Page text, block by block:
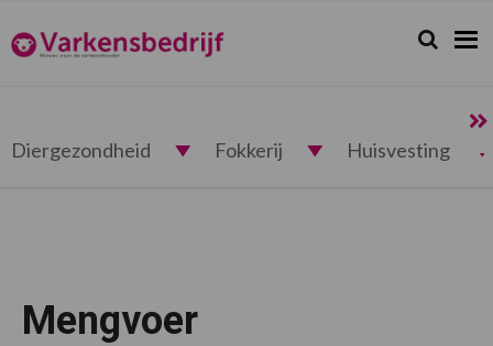
de
hoofdnavigatie
de
hoofd
de
voettekst
Varkensbedrijf.nl Zoeken...
Zoek
Diergezondheid Fokkerij Huisvesting
Mengvoer